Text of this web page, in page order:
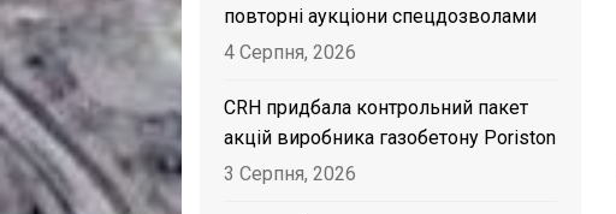
повторні аукціони спецдозволами
4 Серпня, 2026
CRH придбала контрольний пакет
акцій виробника газобетону Poriston
3 Серпня, 2026